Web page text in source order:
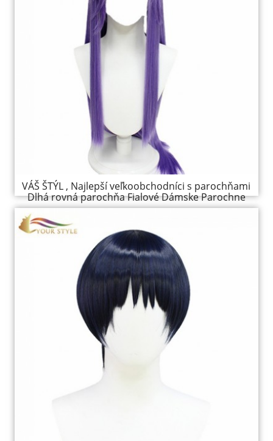
VÁŠ ŠTÝL , Najlepší veľkoobchodníci s parochňami
Dlhá rovná parochňa Fialové Dámske Parochne